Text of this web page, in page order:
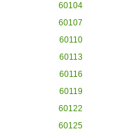
60104
60107
60110
60113
60116
60119
60122
60125